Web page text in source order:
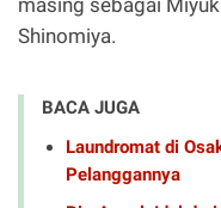
Shinomiya.
BACA JUGA
Laundromat di
Pelanggannya